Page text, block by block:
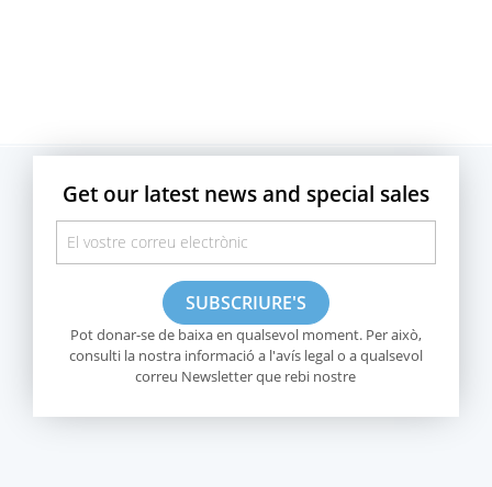
Get our latest news and special sales
Pot donar-se de baixa en qualsevol moment. Per això,
consulti la nostra informació a l'avís legal o a qualsevol
correu Newsletter que rebi nostre